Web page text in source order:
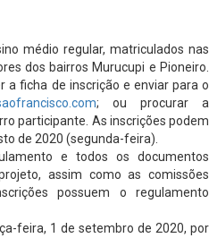
médio regular, matriculados nas
dos bairros Murucupi e Pioneiro.
a ficha de inscrição e enviar para o
; ou procurar a
participante. As inscrições podem
de 2020 (segunda-feira).
e todos os documentos
assim como as comissões
possuem o regulamento
feira, 1 de setembro de 2020, por